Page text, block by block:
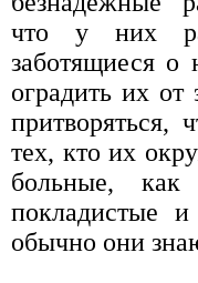
что у них
заботящиеся о
оградить их от
притворяться,
тех, кто их
больные,
покладистые
обычно они